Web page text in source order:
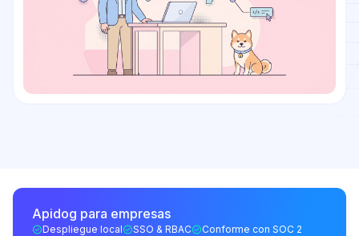
Apidog para empresas
Despliegue local SSO & RBAC Conforme con SOC 2